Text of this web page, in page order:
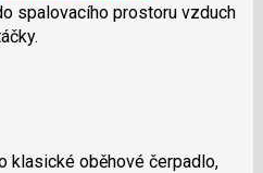
spalovacího prostoru vzduch
klasické oběhové čerpadlo,